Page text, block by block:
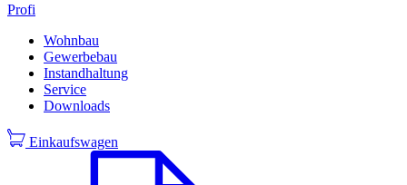
Profi
Wohnbau
Gewerbebau
Instandhaltung
Service
Downloads
Einkaufswagen